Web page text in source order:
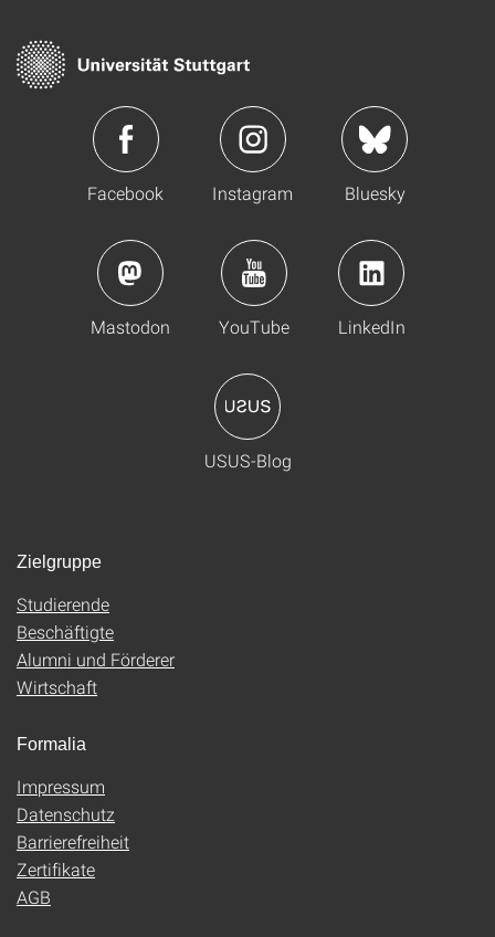
Facebook Instagram Bluesky
Mastodon YouTube LinkedIn
USUS-Blog
Zielgruppe
Studierende
Beschäftigte
Alumni und Förderer
Wirtschaft
Formalia
Impressum
Datenschutz
Barrierefreiheit
Zertifikate
AGB